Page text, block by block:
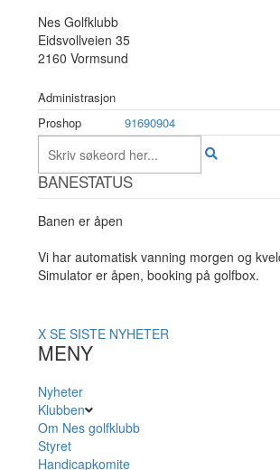
Nes Golfklubb
Eidsvollveien 35
2160 Vormsund
Administrasjon
Proshop
91690904
BANESTATUS
Banen er åpen
Vi har automatisk vanning morgen og
Simulator er åpen, booking på golfbox.
X SE SISTE NYHETER
MENY
Nyheter
Klubben
Om Nes golfklubb
Styret
Handicapkomite